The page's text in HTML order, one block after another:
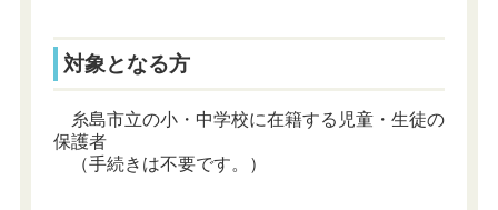
対象となる方
糸島市立の小・中学校に在籍する児童・生徒の
保護者
（手続きは不要です。）